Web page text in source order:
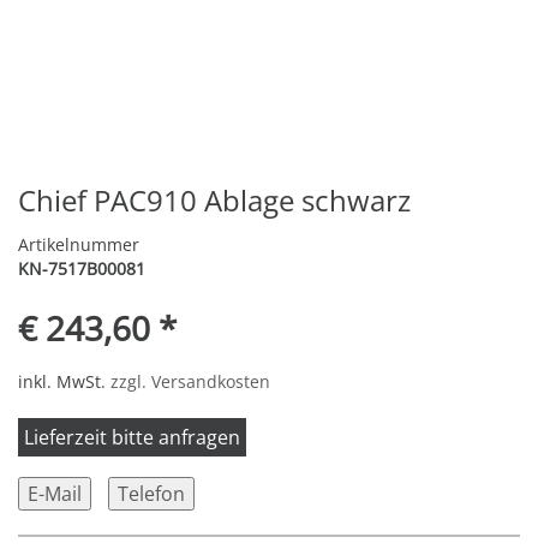
Chief PAC910 Ablage schwarz
Artikelnummer
KN-7517B00081
€ 243,60 *
inkl. MwSt. zzgl. Versandkosten
Lieferzeit bitte anfragen
E-Mail Telefon